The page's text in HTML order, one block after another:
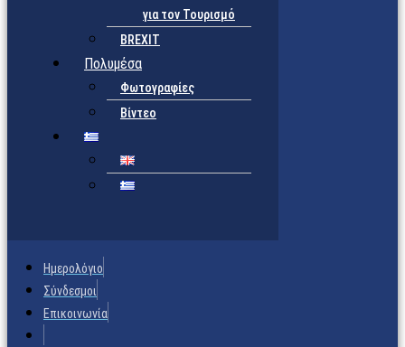
για τον Τουρισμό
BREXIT
Πολυμέσα
Φωτογραφίες
Βίντεο
Ημερολόγιο
Σύνδεσμοι
Επικοινωνία